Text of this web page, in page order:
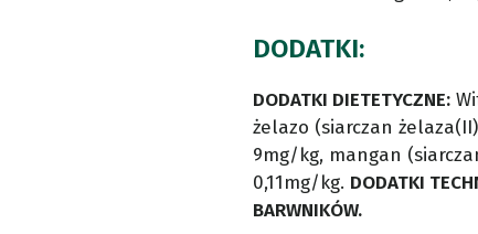
DODATKI:
DODATKI DIETETYCZNE:
żelazo (siarczan
9mg/kg, mangan
0,11mg/kg. DODATKI
BARWNIKÓW.